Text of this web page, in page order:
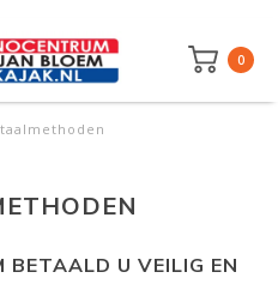
0
BETAALD U VEILIG EN